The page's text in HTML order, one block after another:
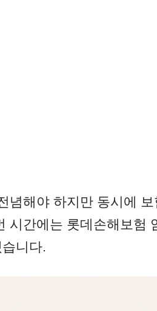
념해야 하지만 동시에
시간에는 롯데손해보험
니다.